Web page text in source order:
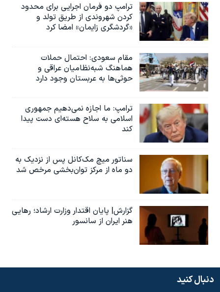
ترامپ دو فرمان اجرایی برای محدود
کردن شهروندی از طریق تولد و
«گردشگری زایمان» امضا کرد
مقام سعودی: احتمال حملات
هماهنگ شبه‌نظامیان عراقی و
حوثی‌ها به عربستان وجود دارد
ترامپ: ما اجازه نمی‌دهیم جمهوری
اسلامی به سلاح هسته‌ای دست پیدا
کند
سناتور میچ مک‌کانل پس از نزدیک به
دو ماه از مرکز توان‌بخشی مرخص شد
گزارش| پایان اقتدار وزارت ارشاد؛ رهایی
هنر ایران از سانسور
دنبال کنید